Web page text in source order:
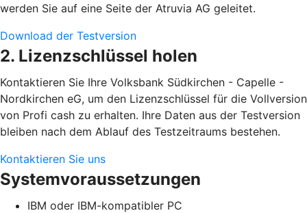
werden Sie auf eine Seite der Atruvia AG geleitet.
Download der Testversion
2. Lizenzschlüssel holen
Kontaktieren Sie Ihre Volksbank Südkirchen - Capelle -
Nordkirchen eG, um den Lizenzschlüssel für die Vollversion
von Profi cash zu erhalten. Ihre Daten aus der Testversion
bleiben nach dem Ablauf des Testzeitraums bestehen.
Kontaktieren Sie uns
Systemvoraussetzungen
IBM oder IBM-kompatibler PC